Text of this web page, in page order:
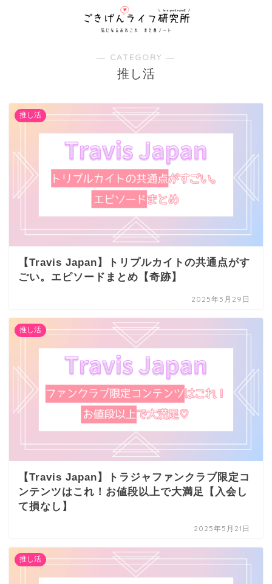
― CATEGORY ―
推し活
推し活
【Travis Japan】トリプルカイトの共通点がす
ごい。エピソードまとめ【奇跡】
2025年5月29日
推し活
【Travis Japan】トラジャファンクラブ限定コ
ンテンツはこれ！お値段以上で大満足【入会し
て損なし】
2025年5月21日
推し活